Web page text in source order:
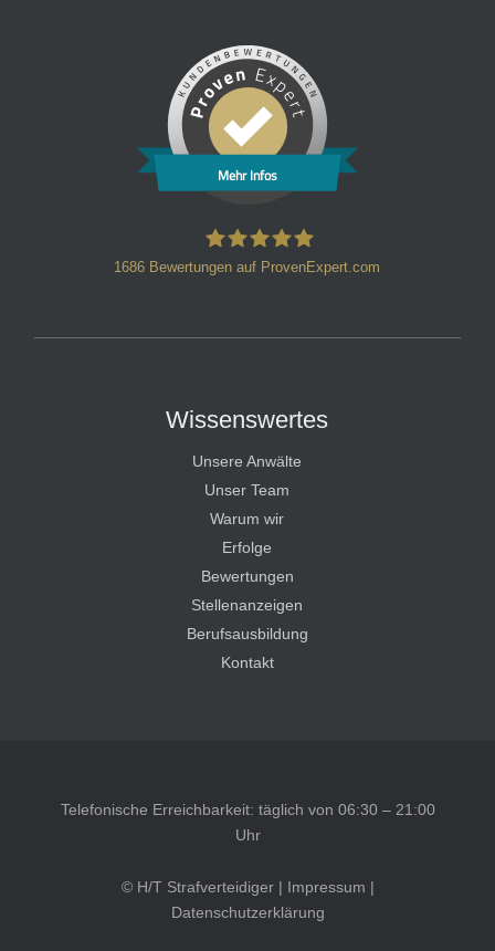
Mehr Infos
1686 Bewertungen auf ProvenExpert.com
Wissenswertes
Unsere Anwälte
Unser Team
Warum wir
Erfolge
Bewertungen
Stellenanzeigen
Berufsausbildung
Kontakt
Telefonische Erreichbarkeit: täglich von 06:30 – 21:00
Uhr
© H/T Strafverteidiger | Impressum |
Datenschutzerklärung